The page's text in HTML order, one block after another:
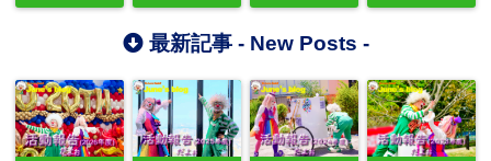
最新記事 - New Posts -